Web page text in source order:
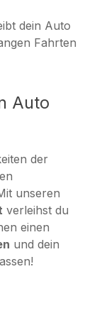
dein Auto
Fahrten
Auto
der
unseren
verleihst du
einen
und dein